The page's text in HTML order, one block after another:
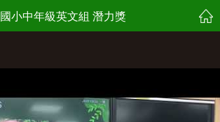
國小中年級英文組 潛力獎